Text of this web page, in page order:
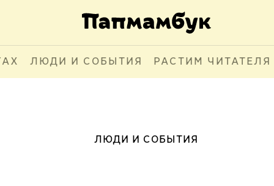
ЛЮДИ И СОБЫТИЯ РАСТИМ ЧИТАТЕЛЯ
ЛЮДИ И СОБЫТИЯ